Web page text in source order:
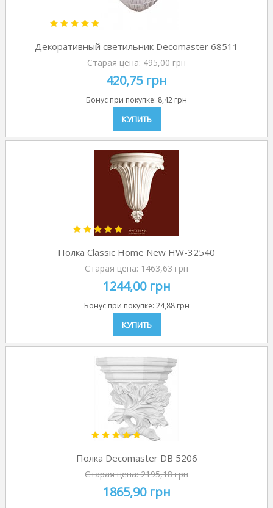
Декоративный светильник Decomaster 68511
Старая цена:495,00 грн
420,75 грн
Бонус при покупке: 8,42 грн
КУПИТЬ
Полка Classic Home New HW-32540
Старая цена:1463,63 грн
1244,00 грн
Бонус при покупке: 24,88 грн
КУПИТЬ
Полка Decomaster DB 5206
Старая цена:2195,18 грн
1865,90 грн